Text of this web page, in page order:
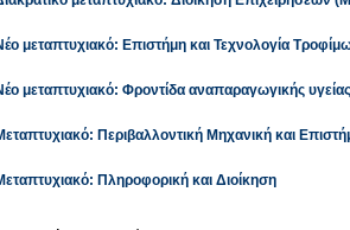
μεταπτυχιακό: Επιστήμη και Τεχνολογία
μεταπτυχιακό: Φροντίδα αναπαραγωγικής υγείας
Περιβαλλοντική Μηχανική και
Πληροφορική και Διοίκηση